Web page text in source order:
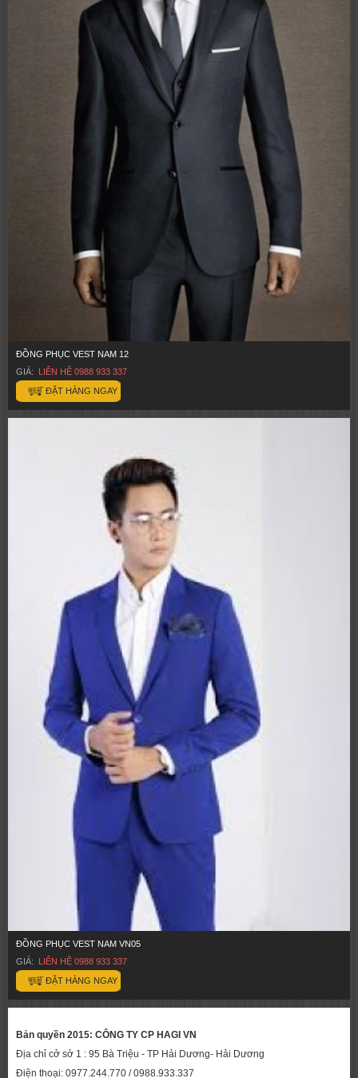
ĐỒNG PHỤC VEST NAM 12
GIÁ:
LIÊN HỆ 0988 933 337
ĐẶT HÀNG NGAY
ĐỒNG PHỤC VEST NAM VN05
GIÁ: LIÊN HỆ 0988 933 337
ĐẶT HÀNG NGAY
Bản quyền 2015: CÔNG TY CP HAGI VN
Địa chỉ cở sở 1 : 95 Bà Triệu - TP Hải Dương- Hải Dương
Điện thoại: 0977.244.770 / 0988.933.337